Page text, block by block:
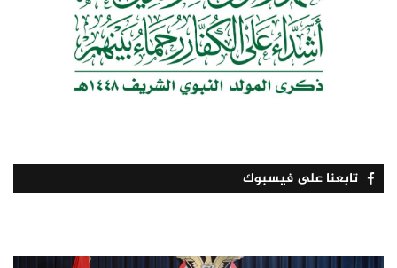
تابعنا على فيسبوك